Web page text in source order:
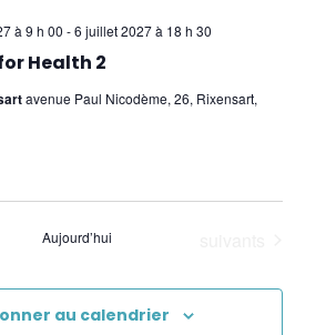
Health 2
à 9 h 00 -6 juillet 2027 à 18 h 30
avenue Paul Nicodème, 26, Rixensart,
Aujourd’hui
au calendrier